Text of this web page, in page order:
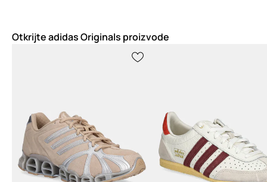
Otkrijte adidas Originals proizvode